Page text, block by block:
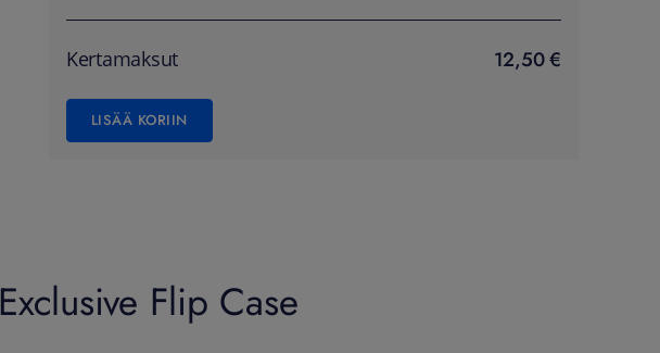
Kertamaksut 12,50 €
LISÄÄ KORIIN
Flip Case